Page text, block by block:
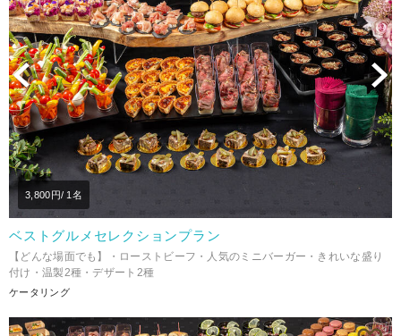
Previous
3,800円/ 1名
ベストグルメセレクションプラン
【どんな場面でも】・ローストビーフ・人気のミニバーガー・きれいな盛り
付け・温製2種・デザート2種
ケータリング